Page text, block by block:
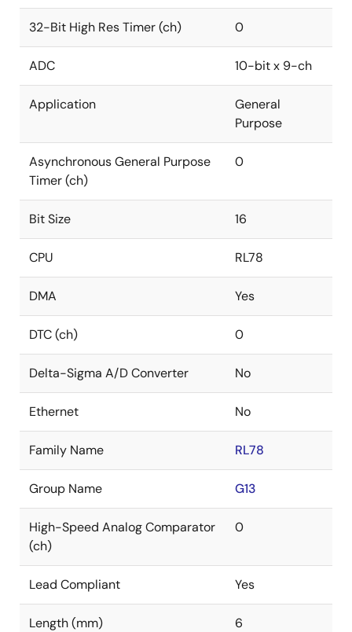
32-Bit High Res Timer (ch) 0
ADC 10-bit x 9-ch
Application
General
Purpose
Asynchronous General Purpose
Timer (ch)
0
Bit Size 16
CPU RL78
DMA Yes
DTC (ch) 0
Delta-Sigma A/D Converter No
Ethernet No
Family Name RL78
Group Name G13
High-Speed Analog Comparator
(ch)
0
Lead Compliant Yes
Length (mm) 6